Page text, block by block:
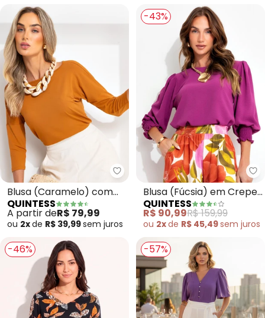
Quintess - Blusa (Caramelo)
Blusa (Caramelo) com
Mangas 3/4
QUINTESS
A partir deR$ 79,99
ou 2xde R$ 39,99sem juros
-43%
Blusa (Fúcsia) em Crepe
Plano
QUINTESS
R$ 90,99R$ 159,99
ou 2xde R$ 45,49sem juros
-46% -57%